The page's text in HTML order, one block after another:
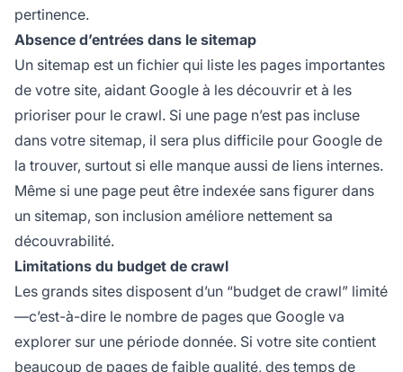
pertinence.
Absence d’entrées dans le sitemap
Un sitemap est un fichier qui liste les pages importantes
de votre site, aidant Google à les découvrir et à les
prioriser pour le crawl. Si une page n’est pas incluse
dans votre sitemap, il sera plus difficile pour Google de
la trouver, surtout si elle manque aussi de liens internes.
Même si une page peut être indexée sans figurer dans
un sitemap, son inclusion améliore nettement sa
découvrabilité.
Limitations du budget de crawl
Les grands sites disposent d’un “budget de crawl” limité
—c’est-à-dire le nombre de pages que Google va
explorer sur une période donnée. Si votre site contient
beaucoup de pages de faible qualité, des temps de